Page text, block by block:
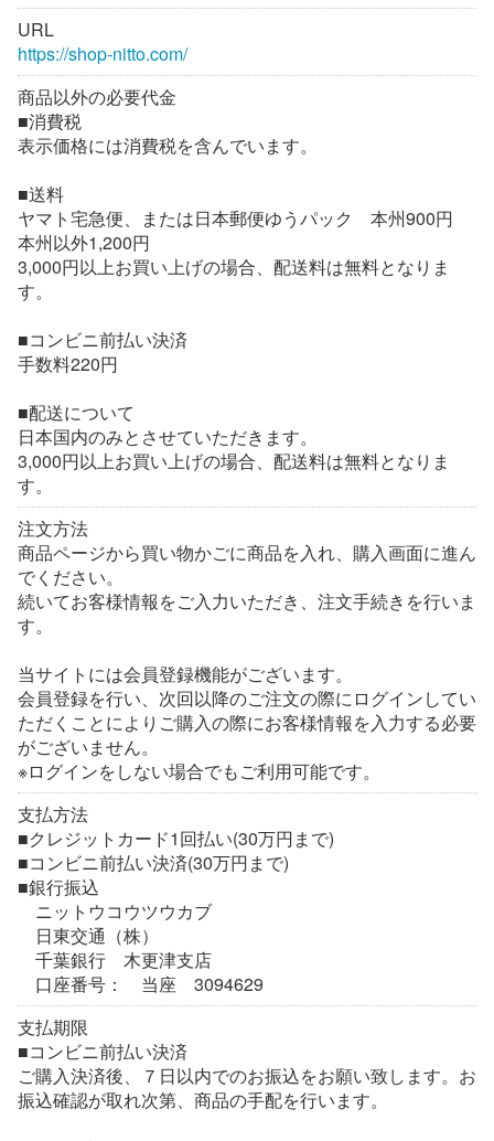
URL
https://shop-nitto.com/
商品以外の必要代金
■消費税
表示価格には消費税を含んでいます。
■送料
ヤマト宅急便、または日本郵便ゆうパック 本州900円
本州以外1,200円
3,000円以上お買い上げの場合、配送料は無料となりま
す。
■コンビニ前払い決済
手数料220円
■配送について
日本国内のみとさせていただきます。
3,000円以上お買い上げの場合、配送料は無料となりま
す。
注文方法
商品ページから買い物かごに商品を入れ、購入画面に進ん
でください。
続いてお客様情報をご入力いただき、注文手続きを行いま
す。
当サイトには会員登録機能がございます。
会員登録を行い、次回以降のご注文の際にログインしてい
ただくことによりご購入の際にお客様情報を入力する必要
がございません。
※ログインをしない場合でもご利用可能です。
支払方法
■クレジットカード1回払い(30万円まで)
■コンビニ前払い決済(30万円まで)
■銀行振込
ニットウコウツウカブ
日東交通（株）
千葉銀行 木更津支店
口座番号： 当座 3094629
支払期限
■コンビニ前払い決済
ご購入決済後、７日以内でのお振込をお願い致します。お
振込確認が取れ次第、商品の手配を行います。